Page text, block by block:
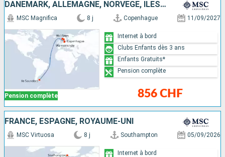
DANEMARK, ALLEMAGNE, NORVÈGE, ÎLES MALOUINES
Pension complète
MSC Magnifica 8 j Copenhague 11/09/2027
856 CHF
Internet à bord
Clubs Enfants dès 3 ans
Enfants Gratuits*
Pension complète
FRANCE, ESPAGNE, ROYAUME-UNI
MSC Virtuosa 8 j Southampton 05/09/2026
Internet à bord